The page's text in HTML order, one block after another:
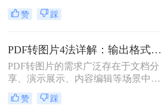
和版面保真度而备受推崇。然而，在
某些情况下，将PDF文件中的页面或
PNG，可能更为实用，比如制作演示
文稿、社交媒体分享或整合进其他图
文混排的设计中。那么pdf如何转成图
片呢？本文将详细介绍将PDF文件转
换为图片的多种方法，帮助你轻松完
成这一任务。
赞 踩
PDF转图片4法详解：输出格式、分辨率、批量处理全对比！
PDF转图片的需求广泛存在于文档分
享、演示展示、内容编辑等场景中。
那么pdf如何转图片呢？本文将从不同
平台和用户需求出发，详细介绍多种
赞 踩